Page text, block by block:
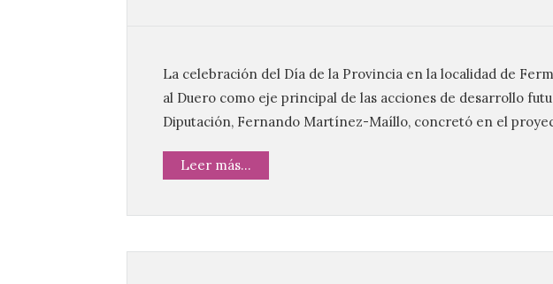
La celebración del Día de la Provincia en la localidad de
al Duero como eje principal de las acciones de desarrollo
Diputación, Fernando Martínez-Maíllo, concretó en el
Leer más...